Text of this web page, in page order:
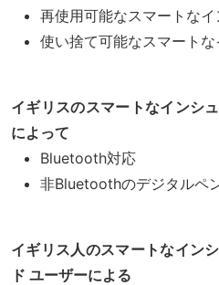
再使用可能なスマートな
使い捨て可能なスマート
イギリスのスマートなインシ
によって
Bluetooth対応
非Bluetoothのデジタルペ
イギリス人のスマートなイン
ド ユーザーによる